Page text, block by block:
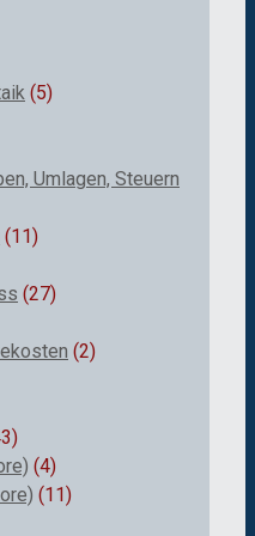
(5)
Umlagen, Steuern
(11)
(27)
(2)
(4)
(11)